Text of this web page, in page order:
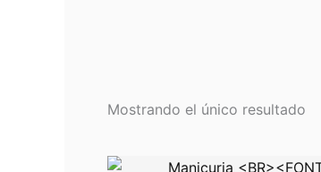
Mostrando el único resultado